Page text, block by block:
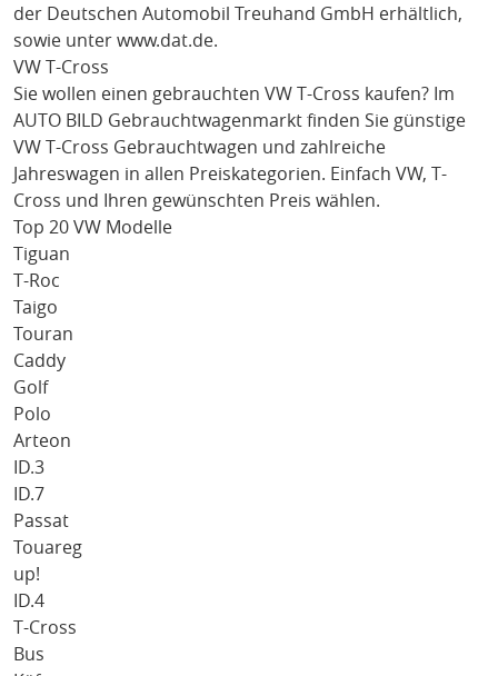
der Deutschen Automobil Treuhand GmbH erhältlich,
sowie unter www.dat.de.
VW T-Cross
Sie wollen einen gebrauchten VW T-Cross kaufen? Im
AUTO BILD Gebrauchtwagenmarkt finden Sie günstige
VW T-Cross Gebrauchtwagen und zahlreiche
Jahreswagen in allen Preiskategorien. Einfach VW, T-
Cross und Ihren gewünschten Preis wählen.
Top 20 VW Modelle
Tiguan
T-Roc
Taigo
Touran
Caddy
Golf
Polo
Arteon
ID.3
ID.7
Passat
Touareg
up!
ID.4
T-Cross
Bus